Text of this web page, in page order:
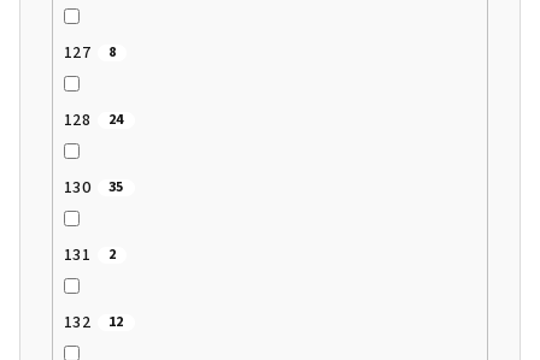
127 8
128 24
130 35
131 2
132 12